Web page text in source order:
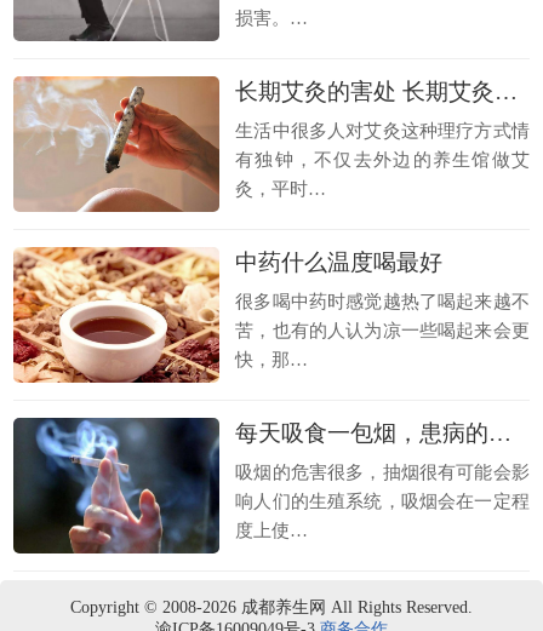
损害。…
长期艾灸的害处 长期艾灸的好处
生活中很多人对艾灸这种理疗方式情
有独钟，不仅去外边的养生馆做艾
灸，平时…
中药什么温度喝最好
很多喝中药时感觉越热了喝起来越不
苦，也有的人认为凉一些喝起来会更
快，那…
每天吸食一包烟，患病的概率增加50%！
吸烟的危害很多，抽烟很有可能会影
响人们的生殖系统，吸烟会在一定程
度上使…
Copyright © 2008-2026 成都养生网 All Rights Reserved.